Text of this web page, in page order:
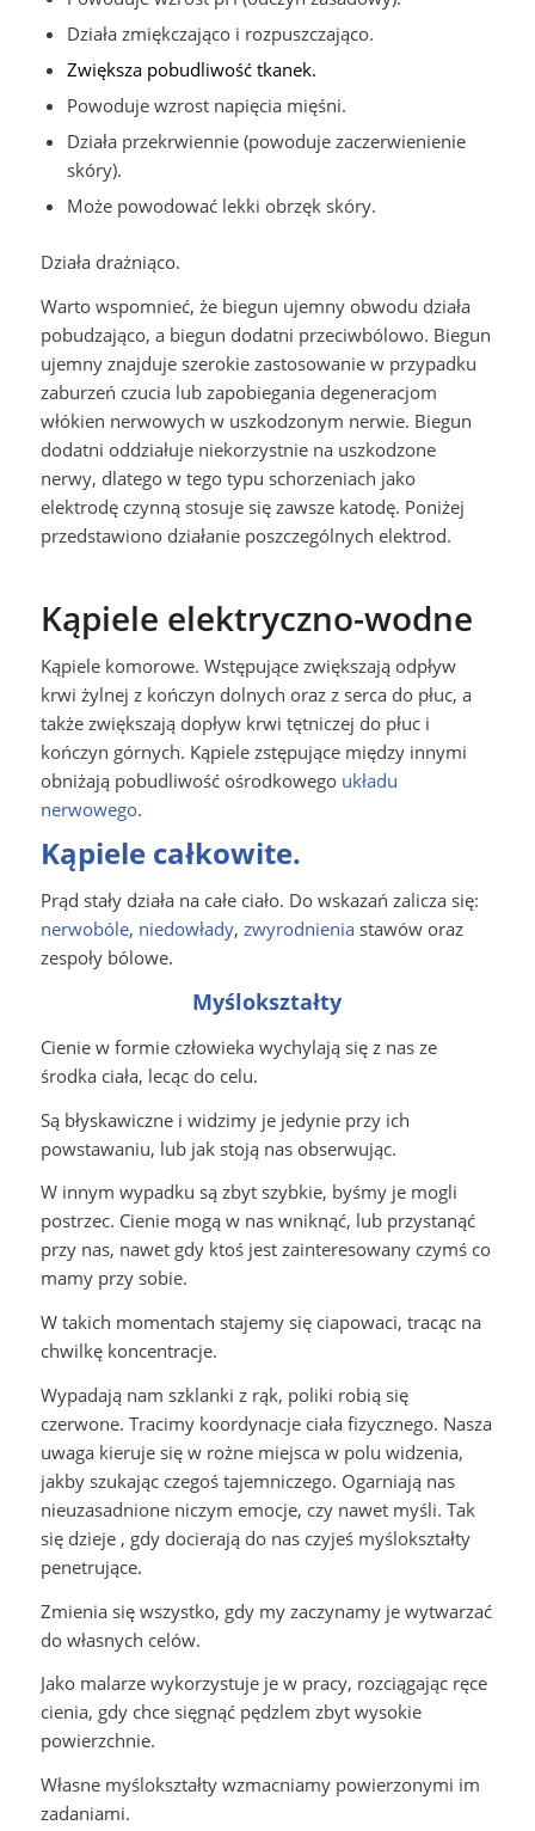
Działa zmiękczająco i rozpuszczająco.
Zwiększa pobudliwość tkanek.
Powoduje wzrost napięcia mięśni.
Działa przekrwiennie (powoduje zaczerwienienie
skóry).
Może powodować lekki obrzęk skóry.
Działa drażniąco.
Warto wspomnieć, że biegun ujemny obwodu działa
pobudzająco, a biegun dodatni przeciwbólowo. Biegun
ujemny znajduje szerokie zastosowanie w przypadku
zaburzeń czucia lub zapobiegania degeneracjom
włókien nerwowych w uszkodzonym nerwie. Biegun
dodatni oddziałuje niekorzystnie na uszkodzone
nerwy, dlatego w tego typu schorzeniach jako
elektrodę czynną stosuje się zawsze katodę. Poniżej
przedstawiono działanie poszczególnych elektrod.
Kąpiele elektryczno-wodne
Kąpiele komorowe. Wstępujące zwiększają odpływ
krwi żylnej z kończyn dolnych oraz z serca do płuc, a
także zwiększają dopływ krwi tętniczej do płuc i
kończyn górnych. Kąpiele zstępujące między innymi
obniżają pobudliwość ośrodkowego układu
nerwowego.
Kąpiele całkowite.
Prąd stały działa na całe ciało. Do wskazań zalicza się:
nerwobóle, niedowłady, zwyrodnieniastawów oraz
zespoły bólowe.
Myślokształty
Cienie w formie człowieka wychylają się z nas ze
środka ciała, lecąc do celu.
Są błyskawiczne i widzimy je jedynie przy ich
powstawaniu, lub jak stoją nas obserwując.
W innym wypadku są zbyt szybkie, byśmy je mogli
postrzec. Cienie mogą w nas wniknąć, lub przystanąć
przy nas, nawet gdy ktoś jest zainteresowany czymś co
mamy przy sobie.
W takich momentach stajemy się ciapowaci, tracąc na
chwilkę koncentracje.
Wypadają nam szklanki z rąk, poliki robią się
czerwone. Tracimy koordynacje ciała fizycznego. Nasza
uwaga kieruje się w rożne miejsca w polu widzenia,
jakby szukając czegoś tajemniczego. Ogarniają nas
nieuzasadnione niczym emocje, czy nawet myśli. Tak
się dzieje , gdy docierają do nas czyjeś myślokształty
penetrujące.
Zmienia się wszystko, gdy my zaczynamy je wytwarzać
do własnych celów.
Jako malarze wykorzystuje je w pracy, rozciągając ręce
cienia, gdy chce sięgnąć pędzlem zbyt wysokie
powierzchnie.
Własne myślokształty wzmacniamy powierzonymi im
zadaniami.